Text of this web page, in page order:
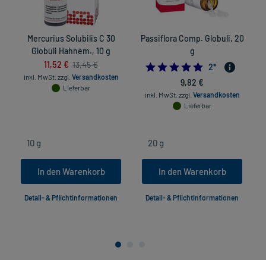
Mercurius Solubilis C 30
Globuli Hahnem., 10 g
11,52 € 13,45 €
inkl. MwSt. zzgl. Versandkosten
Lieferbar
In den Warenkorb
Detail- & Pflichtinformationen
Passiflora Comp. Globuli, 20
g
5.0
2*
9,82 €
inkl. MwSt. zzgl. Versandkosten
Lieferbar
In den Warenkorb
Detail- & Pflichtinformationen